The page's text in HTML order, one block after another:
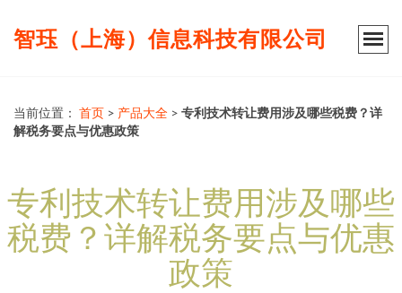
智珏（上海）信息科技有限公司
当前位置： 首页 > 产品大全 > 专利技术转让费用涉及哪些税费？详
解税务要点与优惠政策
专利技术转让费用涉及哪些
税费？详解税务要点与优惠
政策